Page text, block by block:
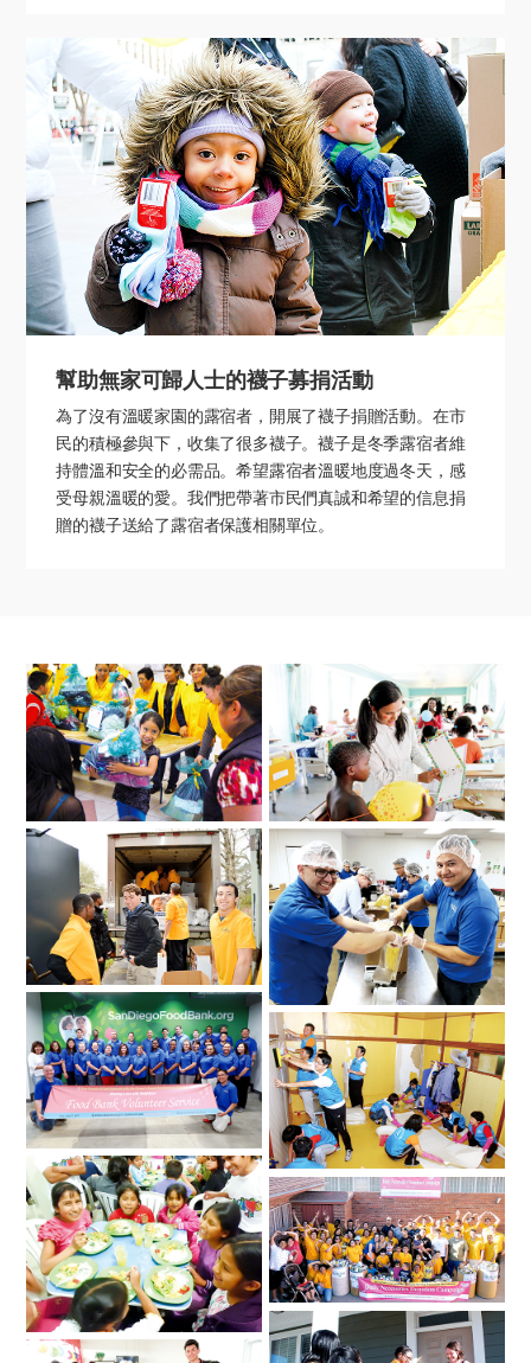
幫助無家可歸人士的襪子募捐活動
為了沒有溫暖家園的露宿者，開展了襪子捐贈活動。在市
民的積極參與下，收集了很多襪子。襪子是冬季露宿者維
持體溫和安全的必需品。希望露宿者溫暖地度過冬天，感
受母親溫暖的愛。我們把帶著市民們真誠和希望的信息捐
贈的襪子送給了露宿者保護相關單位。